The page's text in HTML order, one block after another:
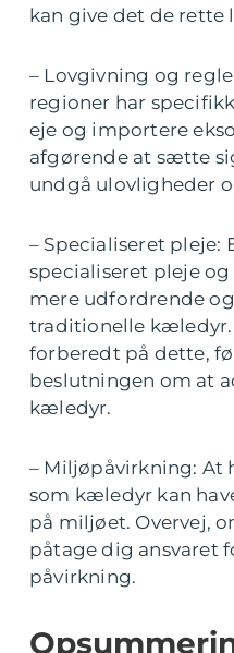
kan give det de rette
– Lovgivning og
regioner har
eje og importere
afgørende at sætte
undgå ulovligheder
– Specialiseret pleje:
specialiseret pleje
mere udfordrende
traditionelle
forberedt på dette,
beslutningen om at
kæledyr.
– Miljøpåvirkning: At
som kæledyr kan
på miljøet. Overvej,
påtage dig ansvaret
påvirkning.